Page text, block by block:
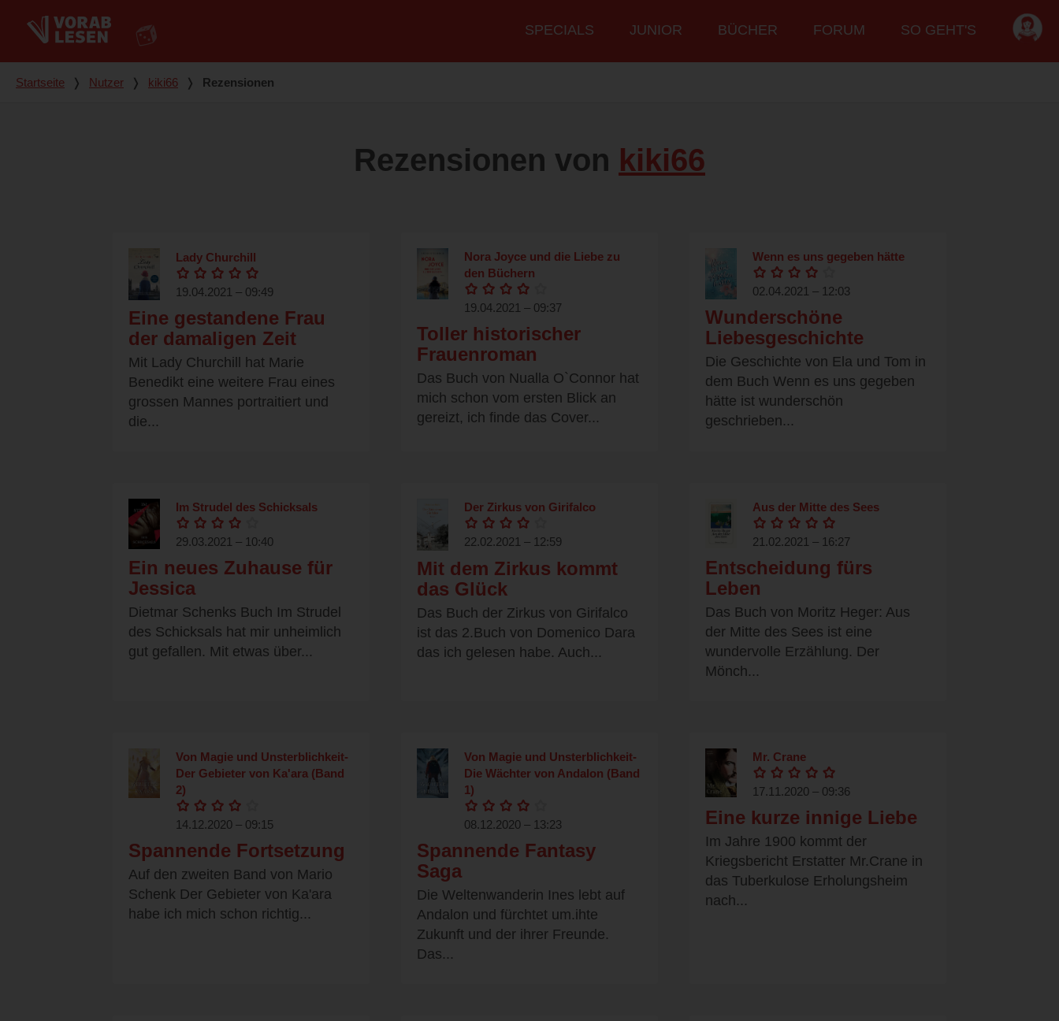
Hauptmenü
SPECIALS JUNIOR BÜCHER FORUM SO GEHT'S
Du bist hier
Startseite ❭ Nutzer ❭ kiki66 ❭ Rezensionen
Rezensionen von kiki66
Lady Churchill
19.04.2021 – 09:49
Eine gestandene Frau
der damaligen Zeit
Mit Lady Churchill hat Marie
Benedikt eine weitere Frau eines
grossen Mannes portraitiert und
die...
Nora Joyce und die Liebe zu
den Büchern
19.04.2021 – 09:37
Toller historischer
Frauenroman
Das Buch von Nualla O`Connor hat
mich schon vom ersten Blick an
gereizt, ich finde das Cover...
Wenn es uns gegeben hätte
02.04.2021 – 12:03
Wunderschöne
Liebesgeschichte
Die Geschichte von Ela und Tom in
dem Buch Wenn es uns gegeben
hätte ist wunderschön
geschrieben...
Im Strudel des Schicksals
29.03.2021 – 10:40
Ein neues Zuhause für
Jessica
Dietmar Schenks Buch Im Strudel
des Schicksals hat mir unheimlich
gut gefallen. Mit etwas über...
Der Zirkus von Girifalco
22.02.2021 – 12:59
Mit dem Zirkus kommt
das Glück
Das Buch der Zirkus von Girifalco
ist das 2.Buch von Domenico Dara
das ich gelesen habe. Auch...
Aus der Mitte des Sees
21.02.2021 – 16:27
Entscheidung fürs
Leben
Das Buch von Moritz Heger: Aus
der Mitte des Sees ist eine
wundervolle Erzählung. Der
Mönch...
Von Magie und Unsterblichkeit-
Der Gebieter von Ka'ara (Band
2)
14.12.2020 – 09:15
Spannende Fortsetzung
Auf den zweiten Band von Mario
Schenk Der Gebieter von Ka'ara
habe ich mich schon richtig...
Von Magie und Unsterblichkeit-
Die Wächter von Andalon (Band
1)
08.12.2020 – 13:23
Spannende Fantasy
Saga
Die Weltenwanderin Ines lebt auf
Andalon und fürchtet um.ihte
Zukunft und der ihrer Freunde.
Das...
Mr. Crane
17.11.2020 – 09:36
Eine kurze innige Liebe
Im Jahre 1900 kommt der
Kriegsbericht Erstatter Mr.Crane in
das Tuberkulose Erholungsheim
nach...